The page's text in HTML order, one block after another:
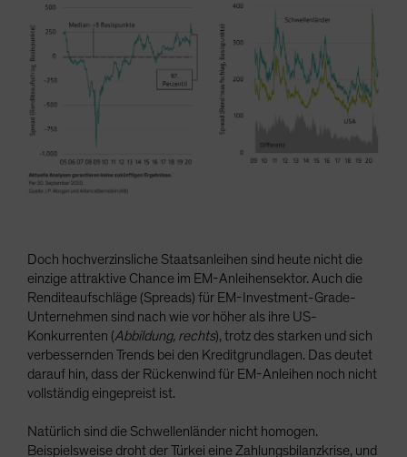
Doch hochverzinsliche Staatsanleihen sind heute nicht die
einzige attraktive Chance im EM-Anleihensektor. Auch die
Renditeaufschläge (Spreads) für EM-Investment-Grade-
Unternehmen sind nach wie vor höher als ihre US-
Konkurrenten (Abbildung, rechts), trotz des starken und sich
verbessernden Trends bei den Kreditgrundlagen. Das deutet
darauf hin, dass der Rückenwind für EM-Anleihen noch nicht
vollständig eingepreist ist.
Natürlich sind die Schwellenländer nicht homogen.
Beispielsweise droht der Türkei eine Zahlungsbilanzkrise, und